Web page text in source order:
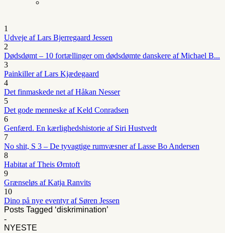
1
Udveje af Lars Bjerregaard Jessen
2
Dødsdømt – 10 fortællinger om dødsdømte danskere af Michael B...
3
Painkiller af Lars Kjædegaard
4
Det finmaskede net af Håkan Nesser
5
Det gode menneske af Keld Conradsen
6
Genfærd. En kærlighedshistorie af Siri Hustvedt
7
No shit, S 3 – De tyvagtige rumvæsner af Lasse Bo Andersen
8
Habitat af Theis Ørntoft
9
Grænseløs af Katja Ranvits
10
Dino på nye eventyr af Søren Jessen
Posts Tagged ‘diskrimination’
-
NYESTE